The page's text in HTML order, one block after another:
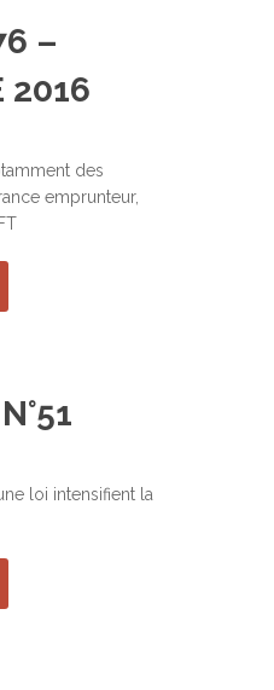
–
2016
des
emprunteur,
loi intensifient la